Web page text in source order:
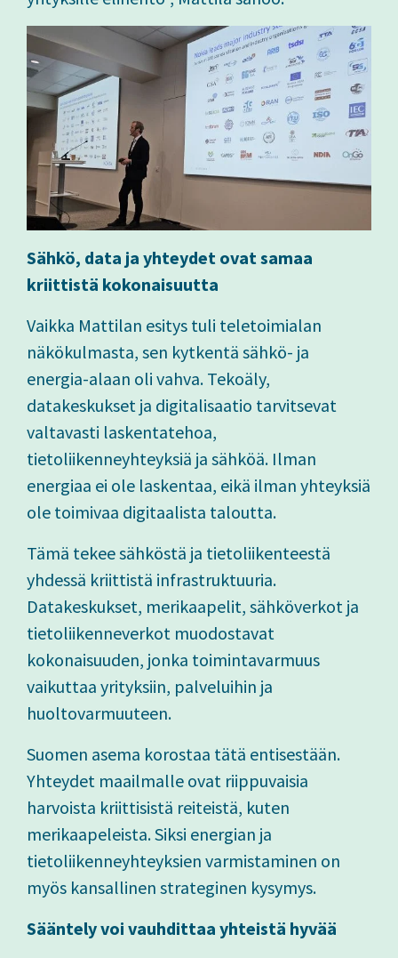
Sähkö, data ja yhteydet ovat samaa
kriittistä kokonaisuutta
Vaikka Mattilan esitys tuli teletoimialan
näkökulmasta, sen kytkentä sähkö- ja
energia-alaan oli vahva. Tekoäly,
datakeskukset ja digitalisaatio tarvitsevat
valtavasti laskentatehoa,
tietoliikenneyhteyksiä ja sähköä. Ilman
energiaa ei ole laskentaa, eikä ilman yhteyksiä
ole toimivaa digitaalista taloutta.
Tämä tekee sähköstä ja tietoliikenteestä
yhdessä kriittistä infrastruktuuria.
Datakeskukset, merikaapelit, sähköverkot ja
tietoliikenneverkot muodostavat
kokonaisuuden, jonka toimintavarmuus
vaikuttaa yrityksiin, palveluihin ja
huoltovarmuuteen.
Suomen asema korostaa tätä entisestään.
Yhteydet maailmalle ovat riippuvaisia
harvoista kriittisistä reiteistä, kuten
merikaapeleista. Siksi energian ja
tietoliikenneyhteyksien varmistaminen on
myös kansallinen strateginen kysymys.
Sääntely voi vauhdittaa yhteistä hyvää